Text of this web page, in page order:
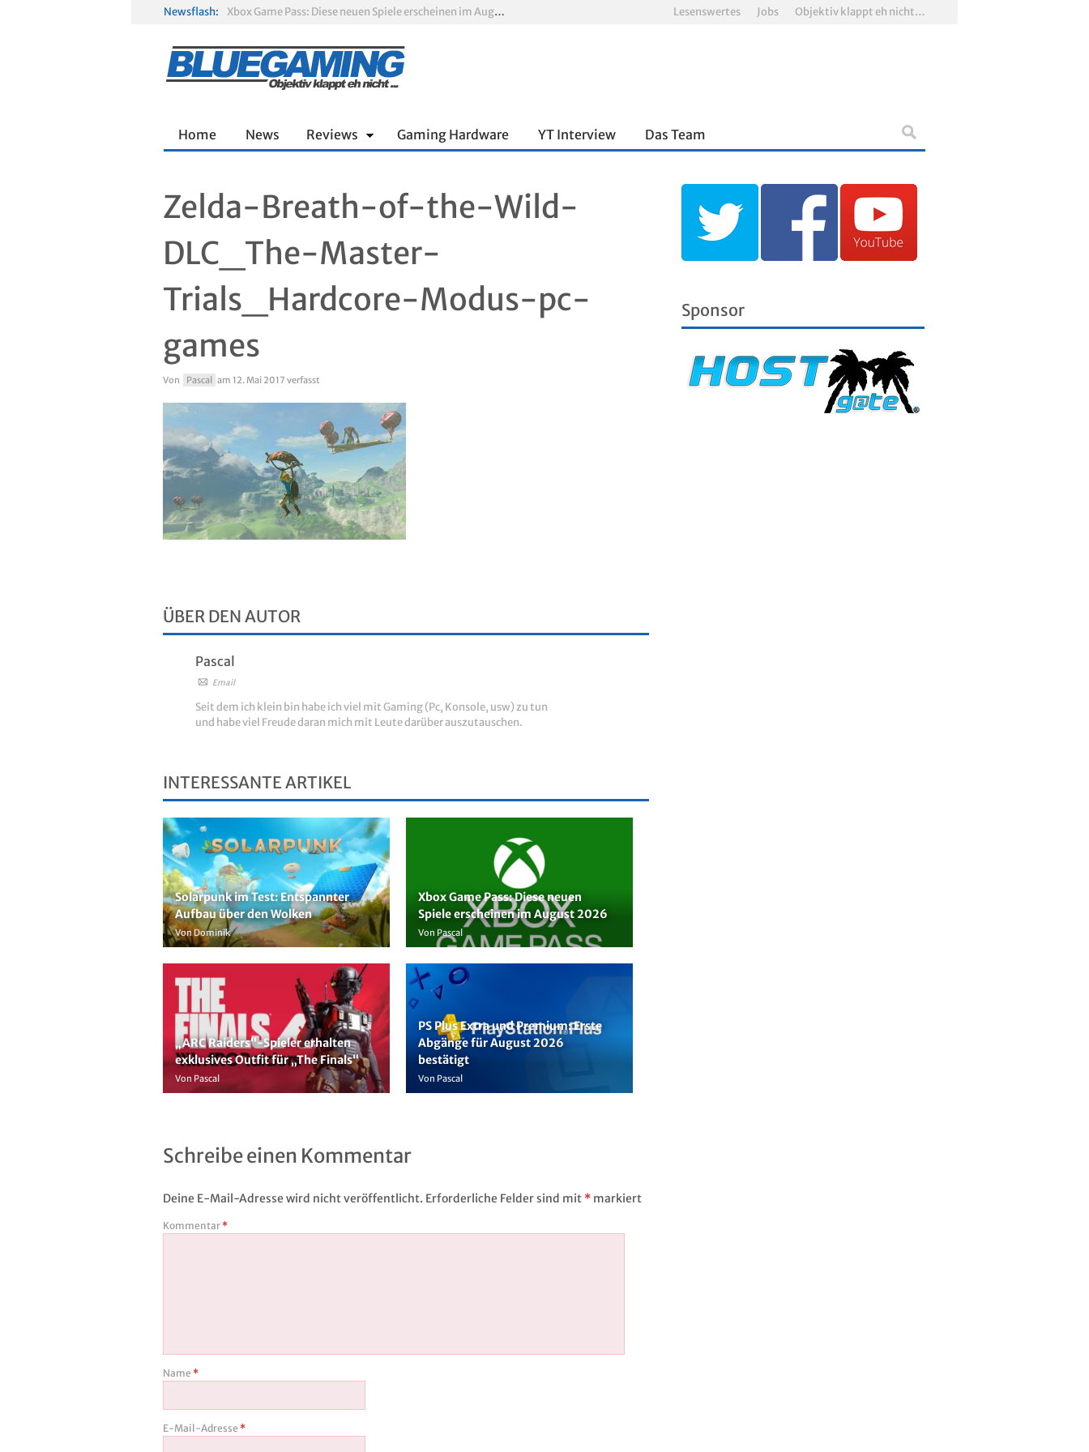
Newsflash:
Xbox Game Pass: Diese neuen Spiele erscheinen im August 2026
Gamescom 2026: Sony fehlt zum siebten Mal in Folge
Solarpunk im Test: Entspannter Aufbau über den Wolken
Lesenswertes Jobs Objektiv klappt eh nicht…
Home News Reviews Gaming Hardware YT Interview Das Team
Zelda-Breath-of-the-Wild-
DLC_The-Master-
Trials_Hardcore-Modus-pc-
games
Von Pascal am 12. Mai 2017 verfasst
ÜBER DEN AUTOR
Pascal
Email
Seit dem ich klein bin habe ich viel mit Gaming (Pc, Konsole, usw) zu tun
und habe viel Freude daran mich mit Leute darüber auszutauschen.
INTERESSANTE ARTIKEL
Solarpunk im Test: Entspannter
Aufbau über den Wolken
Von Dominik
Xbox Game Pass: Diese neuen
Spiele erscheinen im August 2026
Von Pascal
„ARC Raiders“-Spieler erhalten
exklusives Outfit für „The Finals“
Von Pascal
PS Plus Extra und Premium: Erste
Abgänge für August 2026
bestätigt
Von Pascal
Schreibe einen Kommentar
Deine E-Mail-Adresse wird nicht veröffentlicht. Erforderliche Felder sind mit * markiert
Kommentar *
Name *
E-Mail-Adresse *
Sponsor